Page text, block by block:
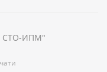
СТО-ИПМ"